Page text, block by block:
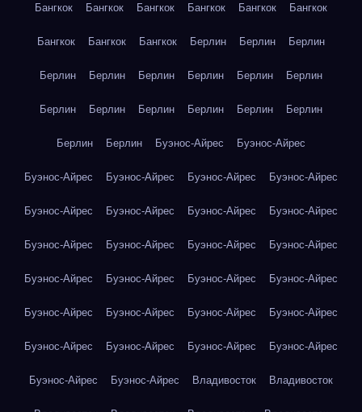
Бангкок Бангкок Бангкок Бангкок Бангкок Бангкок
Бангкок Бангкок Бангкок Берлин Берлин Берлин
Берлин Берлин Берлин Берлин Берлин Берлин
Берлин Берлин Берлин Берлин Берлин Берлин
Берлин Берлин Буэнос-Айрес Буэнос-Айрес
Буэнос-Айрес Буэнос-Айрес Буэнос-Айрес Буэнос-Айрес
Буэнос-Айрес Буэнос-Айрес Буэнос-Айрес Буэнос-Айрес
Буэнос-Айрес Буэнос-Айрес Буэнос-Айрес Буэнос-Айрес
Буэнос-Айрес Буэнос-Айрес Буэнос-Айрес Буэнос-Айрес
Буэнос-Айрес Буэнос-Айрес Буэнос-Айрес Буэнос-Айрес
Буэнос-Айрес Буэнос-Айрес Буэнос-Айрес Буэнос-Айрес
Буэнос-Айрес Буэнос-Айрес Владивосток Владивосток